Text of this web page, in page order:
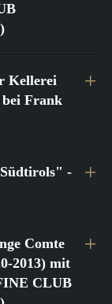
Kellerei
Frank
-
Comte
2013) mit
CLUB